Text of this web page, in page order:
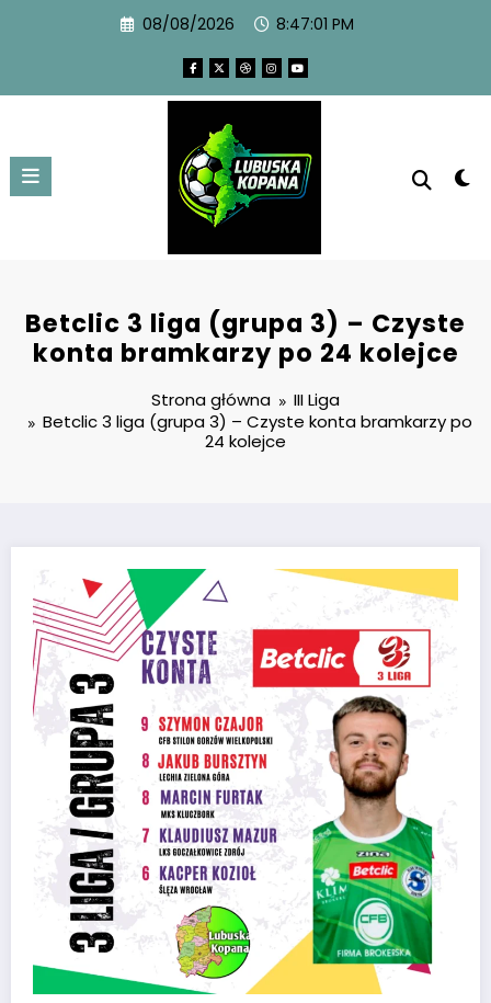
08/08/2026 8:47:02 PM
Betclic 3 liga (grupa 3) – Czyste
konta bramkarzy po 24 kolejce
Strona główna
III Liga
Betclic 3 liga (grupa 3) – Czyste konta bramkarzy po
24 kolejce